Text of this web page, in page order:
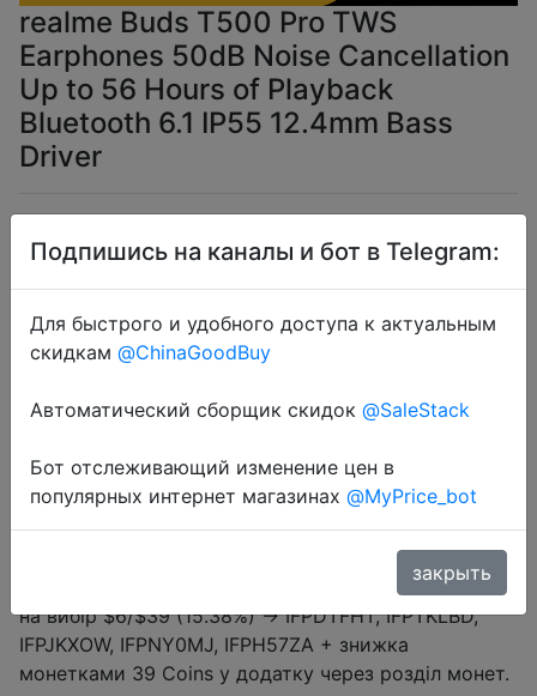
realme Buds T500 Pro TWS
Earphones 50dB Noise Cancellation
Up to 56 Hours of Playback
Bluetooth 6.1 IP55 12.4mm Bass
Driver
$23.71
Промокод: "IXW10X"
Перейти в магазин
Купон продавця $9 (промокод IXW10X) + промокод
на вибір $6/$39 (15.38%) → IFPDTFHT, IFPTKLBD,
IFPJKXOW, IFPNY0MJ, IFPH57ZA + знижка
монетками 39 Coins у додатку через розділ монет.
Подпишись на каналы и бот в Telegram:
Для быстрого и удобного доступа к актуальным
скидкам @ChinaGoodBuy
Автоматический сборщик скидок @SaleStack
Бот отслеживающий изменение цен в
популярных интернет магазинах @MyPrice_bot
закрыть